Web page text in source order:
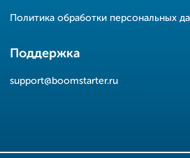
Политика обработки персональных
Поддержка
support@boomstarter.ru